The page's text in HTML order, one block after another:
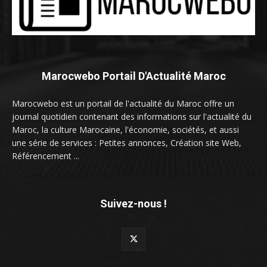
Marocwebo Portail D'Actualité Maroc
Marocwebo est un portail de l'actualité du Maroc offre un
journal quotidien contenant des informations sur l'actualité du
Maroc, la culture Marocaine, l'économie, sociétés, et aussi
une série de services : Petites annonces, Création site Web,
Référencement ...
Suivez-nous !